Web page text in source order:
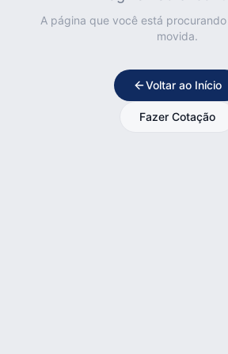
A página que você está
movida.
Voltar ao Início
Fazer Cotação